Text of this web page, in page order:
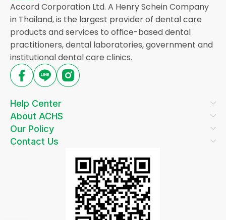
Accord Corporation Ltd. A Henry Schein Company
in Thailand, is the largest provider of dental care
products and services to office-based dental
practitioners, dental laboratories, government and
institutional dental care clinics.
Help Center
About ACHS
Our Policy
Contact Us